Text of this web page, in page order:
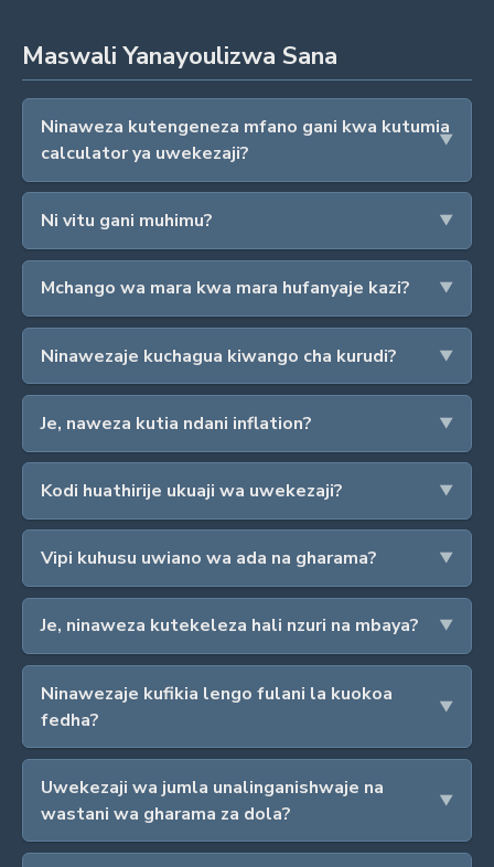
Maswali Yanayoulizwa Sana
Ninaweza kutengeneza mfano gani kwa kutumia
calculator ya uwekezaji?
Ni vitu gani muhimu?
Mchango wa mara kwa mara hufanyaje kazi?
Ninawezaje kuchagua kiwango cha kurudi?
Je, naweza kutia ndani inflation?
Kodi huathirije ukuaji wa uwekezaji?
Vipi kuhusu uwiano wa ada na gharama?
Je, ninaweza kutekeleza hali nzuri na mbaya?
Ninawezaje kufikia lengo fulani la kuokoa
fedha?
Uwekezaji wa jumla unalinganishwaje na
wastani wa gharama za dola?